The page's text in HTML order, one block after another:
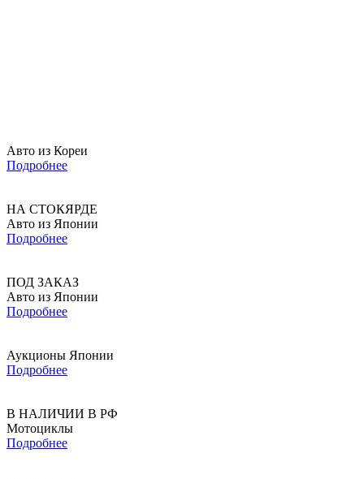
Авто из Кореи
Подробнее
НА СТОКЯРДЕ
Авто из Японии
Подробнее
ПОД ЗАКАЗ
Авто из Японии
Подробнее
Аукционы Японии
Подробнее
В НАЛИЧИИ В РФ
Мотоциклы
Подробнее